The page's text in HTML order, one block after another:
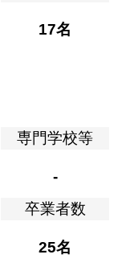
17名
専門学校等
-
卒業者数
25名